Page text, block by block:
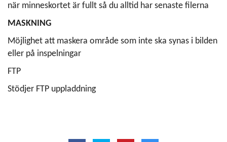
när minneskortet är fullt så du alltid har senaste filerna
MASKNING
Möjlighet att maskera område som inte ska synas i bilden
eller på inspelningar
FTP
Stödjer FTP uppladdning